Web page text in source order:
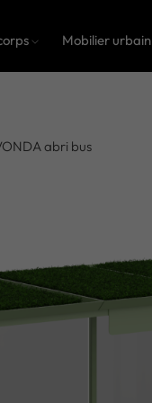
Mobilier urbain
abri bus